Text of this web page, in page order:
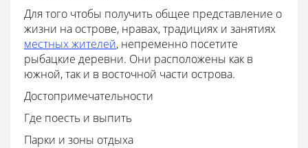
Для того чтобы получить общее представление о
жизни на острове, нравах, традициях и занятиях
местных жителей, непременно посетите
рыбацкие деревни. Они расположены как в
южной, так и в восточной части острова.
Достопримечательности
Где поесть и выпить
Парки и зоны отдыха